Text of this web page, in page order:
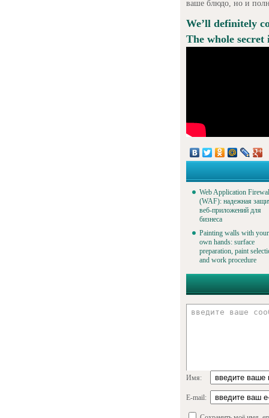
ваше блюдо, но и
We’ll definitely
The whole
Web Application
(WAF): надежная
веб-приложений для
бизнеса
Painting walls with your
own hands: surface
preparation, paint
and work procedure
Имя:
E-mail: